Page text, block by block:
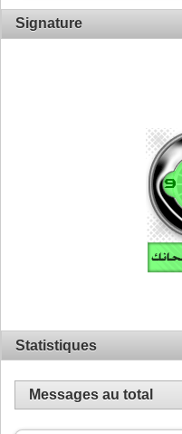
Signature
Statistiques
Messages au total